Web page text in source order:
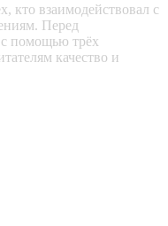
кто взаимодействовал с
Перед
помощью трёх
качество и